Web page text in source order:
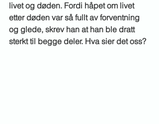
livet og døden. Fordi håpet om livet
etter døden var så fullt av forventning
og glede, skrev han at han ble dratt
sterkt til begge deler. Hva sier det oss?